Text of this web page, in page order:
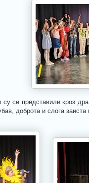
су се представили кроз
доброта и слога